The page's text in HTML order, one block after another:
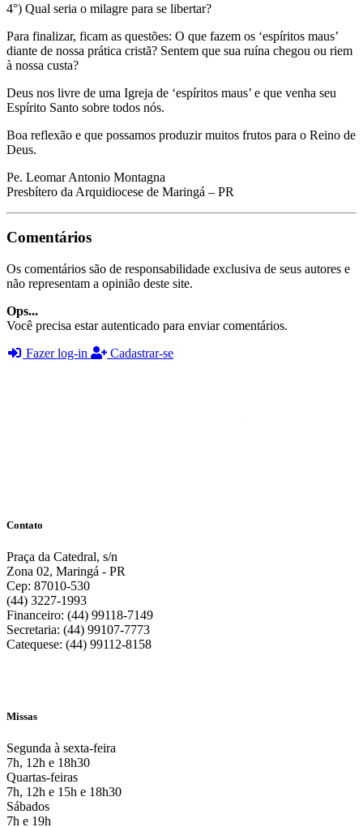
4°) Qual seria o milagre para se libertar?
Para finalizar, ficam as questões: O que fazem os ‘espíritos maus’
diante de nossa prática cristã? Sentem que sua ruína chegou ou riem
à nossa custa?
Deus nos livre de uma Igreja de ‘espíritos maus’ e que venha seu
Espírito Santo sobre todos nós.
Boa reflexão e que possamos produzir muitos frutos para o Reino de
Deus.
Pe. Leomar Antonio Montagna
Presbítero da Arquidiocese de Maringá – PR
Comentários
Os comentários são de responsabilidade exclusiva de seus autores e
não representam a opinião deste site.
Ops...
Você precisa estar autenticado para enviar comentários.
Fazer log-in
Cadastrar-se
Contato
Praça da Catedral, s/n
Zona 02, Maringá - PR
Cep: 87010-530
(44) 3227-1993
Financeiro: (44) 99118-7149
Secretaria: (44) 99107-7773
Catequese: (44) 99112-8158
Missas
Segunda à sexta-feira
7h, 12h e 18h30
Quartas-feiras
7h, 12h e 15h e 18h30
Sábados
7h e 19h